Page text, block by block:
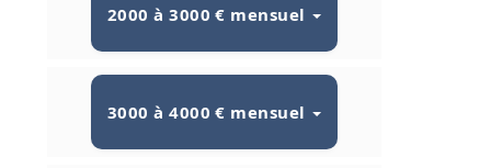
2000 à 3000 € mensuel
3000 à 4000 € mensuel